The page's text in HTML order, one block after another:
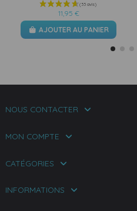
11,95 €
AJOUTER AU PANIER
NOUS CONTACTER
MON COMPTE
CATÉGORIES
INFORMATIONS